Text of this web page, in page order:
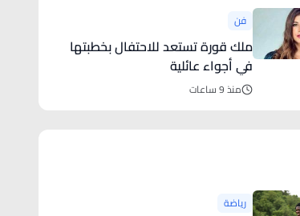
فن
ملك قورة تستعد للاحتفال بخطبتها
في أجواء عائلية
منذ 9 ساعات
رياضة